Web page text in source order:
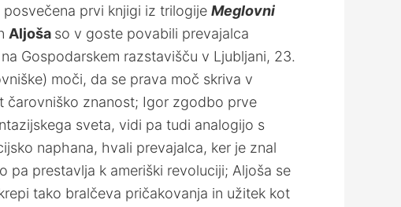
prvi knjigi iz trilogije Meglovni
Aljoša so v goste povabili prevajalca
Gospodarskem razstavišču v Ljubljani, 23.
moči, da se prava moč skriva v
čarovniško znanost; Igor zgodbo prve
sveta, vidi pa tudi analogijo s
naphana, hvali prevajalca, ker je znal
pa prestavlja k ameriški revoluciji; Aljoša se
tako bralčeva pričakovanja in užitek kot